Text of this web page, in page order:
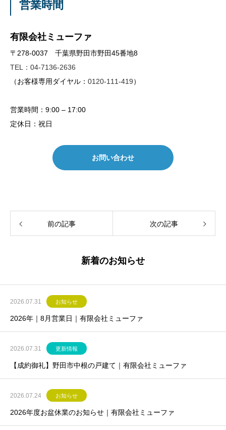
営業時間
有限会社ミューファ
〒278-0037 千葉県野田市野田45番地8
TEL：04-7136-2636
（お客様専用ダイヤル： 0120-111-419）
営業時間：9:00 – 17:00
定休日：祝日
お問い合わせ
前の記事 次の記事
新着のお知らせ
2026.07.31 お知らせ
2026年｜8月営業日｜有限会社ミューファ
2026.07.31 更新情報
【成約御礼】野田市中根の戸建て｜有限会社ミューファ
2026.07.24 お知らせ
2026年度お盆休業のお知らせ｜有限会社ミューファ